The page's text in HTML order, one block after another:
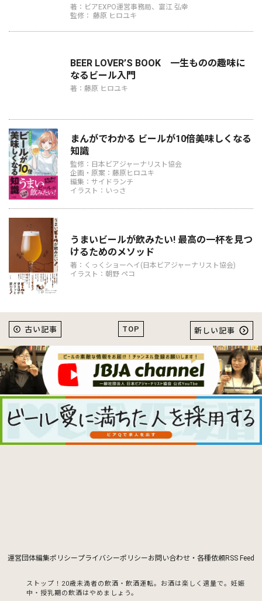
著：ビアEXPO運営事務局、富江 弘幸
監修： 藤原 ヒロユキ
BEER LOVER’S BOOK 一生ものの趣味に
なるビール入門
著：藤原 ヒロユキ
まんがでわかる ビールが10倍美味しくなる
知識
監修：日本ビアジャーナリスト協会
企画・原案：藤原ヒロユキ
編集：サイドランチ
イラスト：いっさ
うまいビールが飲みたい! 最高の一杯を見つ
けるためのメソッド
著：くっくショーヘイ(日本ビアジャーナリスト協会)
イラスト：朝野 ペコ
TOP
古い記事 新しい記事
運営団体編集ポリシープライバシーポリシーお問い合わせ・各種依頼RSS Feed
ストップ！20歳未満者の飲酒・飲酒運転。お酒は楽しく適量で。 妊娠
中・授乳期の飲酒はやめましょう。